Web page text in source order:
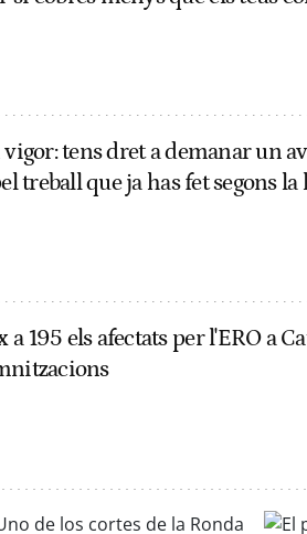
vigor: tens dret a demanar un
treball que ja has fet segons la
195 els afectats per l'ERO a